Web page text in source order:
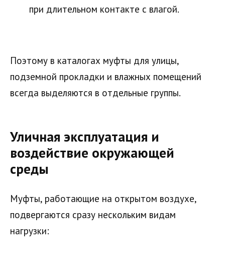
при длительном контакте с влагой.
Поэтому в каталогах муфты для улицы,
подземной прокладки и влажных помещений
всегда выделяются в отдельные группы.
Уличная эксплуатация и
воздействие окружающей
среды
Муфты, работающие на открытом воздухе,
подвергаются сразу нескольким видам
нагрузки: